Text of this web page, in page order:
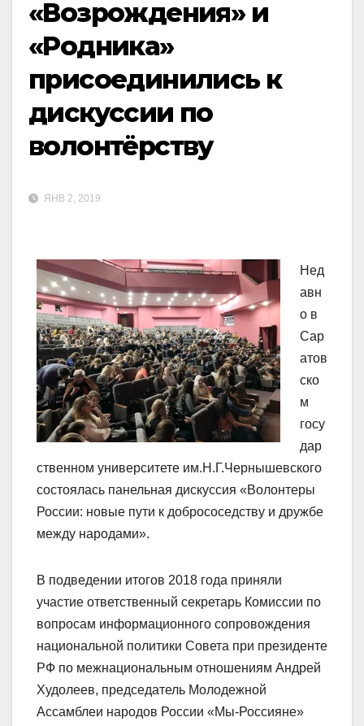
«Возрождения» и
«Родника»
присоединились к
дискуссии по
волонтёрству
ЯНВ 2, 2019
Нед
авн
о в
Сар
атов
ско
м
госу
дар
ственном университете им.Н.Г.Чернышевского
состоялась панельная дискуссия «Волонтеры
России: новые пути к добрососедству и дружбе
между народами».
В подведении итогов 2018 года приняли
участие ответственный секретарь Комиссии по
вопросам информационного сопровождения
национальной политики Совета при президенте
РФ по межнациональным отношениям Андрей
Худолеев, председатель Молодежной
Ассамблеи народов России «Мы-Россияне»